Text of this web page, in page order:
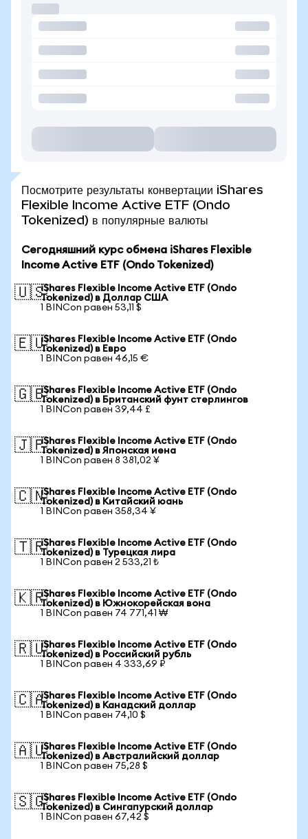
Посмотрите результаты конвертации iShares
Flexible Income Active ETF (Ondo
Tokenized) в популярные валюты
Сегодняшний курс обмена iShares Flexible
Income Active ETF (Ondo Tokenized)
🇺🇸iShares Flexible Income Active ETF (Ondo
Tokenized) в Доллар США
1 BINCon равен 53,11 $
🇪🇺iShares Flexible Income Active ETF (Ondo
Tokenized) в Евро
1 BINCon равен 46,15 €
🇬🇧iShares Flexible Income Active ETF (Ondo
Tokenized) в Британский фунт стерлингов
1 BINCon равен 39,44 £
🇯🇵iShares Flexible Income Active ETF (Ondo
Tokenized) в Японская иена
1 BINCon равен 8 381,02 ¥
🇨🇳iShares Flexible Income Active ETF (Ondo
Tokenized) в Китайский юань
1 BINCon равен 358,34 ¥
🇹🇷iShares Flexible Income Active ETF (Ondo
Tokenized) в Турецкая лира
1 BINCon равен 2 533,21 ₺
🇰🇷iShares Flexible Income Active ETF (Ondo
Tokenized) в Южнокорейская вона
1 BINCon равен 74 771,41 ₩
🇷🇺iShares Flexible Income Active ETF (Ondo
Tokenized) в Российский рубль
1 BINCon равен 4 333,69 ₽
🇨🇦iShares Flexible Income Active ETF (Ondo
Tokenized) в Канадский доллар
1 BINCon равен 74,10 $
🇦🇺iShares Flexible Income Active ETF (Ondo
Tokenized) в Австралийский доллар
1 BINCon равен 75,28 $
🇸🇬iShares Flexible Income Active ETF (Ondo
Tokenized) в Сингапурский доллар
1 BINCon равен 67,42 $